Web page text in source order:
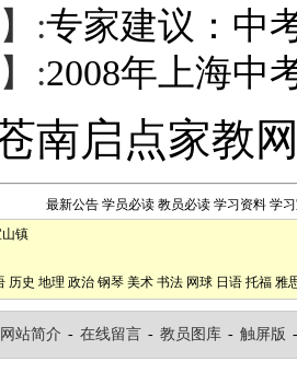
:专家建议：中
:2008年上海中
南启点家教
最新公告 学员必读 教员必读 学习资料 学
镇
历史 地理 政治 钢琴 美术 书法 网球 日语 托福 雅
网站简介 - 在线留言 - 教员图库 - 触屏版